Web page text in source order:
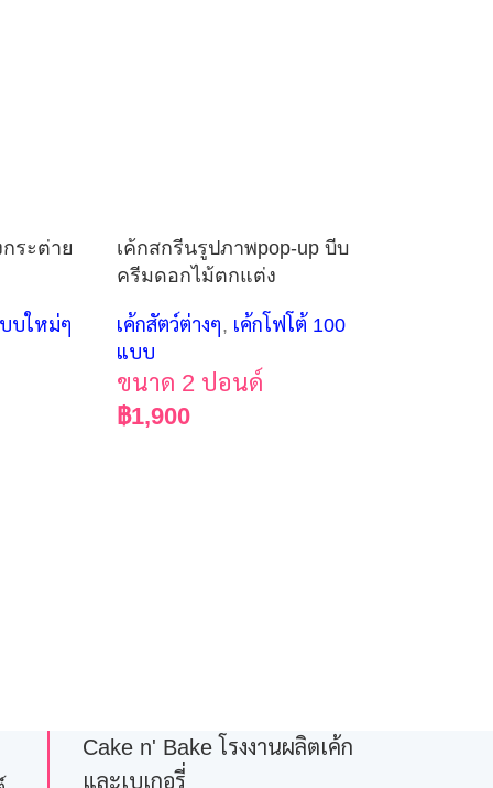
ระต่าย
บใหม่ๆ
เค้กสกรีนรูปภาพpop-up บีบ
ครีมดอกไม้ตกแต่ง
เค้กสัตว์ต่างๆ, เค้กโฟโต้ 100
แบบ
ขนาด 2 ปอนด์
฿1,900
Cake n' Bake โรงงานผลิตเค้ก
และเบเกอรี่